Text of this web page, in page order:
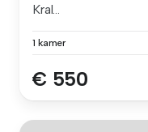
Kral...
1 kamer
€ 550